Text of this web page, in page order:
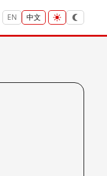
EN 中文